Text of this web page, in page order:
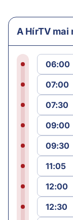
A HírTV mai
06:00
07:00
07:30
09:00
09:30
11:05
12:00
12:30